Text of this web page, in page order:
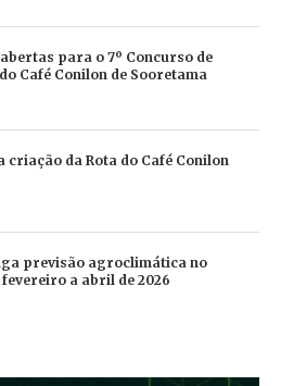
para o 7º Concurso de
Café Conilon de Sooretama
criação da Rota do Café Conilon
previsão agroclimática no
fevereiro a abril de 2026